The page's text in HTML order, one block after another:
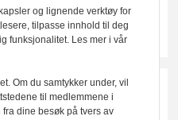
og lignende verktøy for
tilpasse innhold til deg
funksjonalitet. Les mer i vår
Om du samtykker under, vil
til medlemmene i
dine besøk på tvers av